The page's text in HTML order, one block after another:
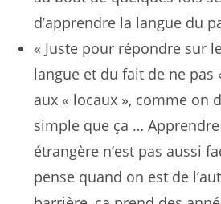
d’apprendre la langue du
« Juste pour répondre sur
langue et du fait de ne pas
aux « locaux », comme on
simple que ça …
étrangère n’est pas aussi
pense quand on est de